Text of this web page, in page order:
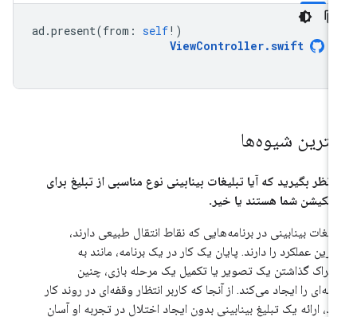
ad.present(from: self
ViewController.swift
شیوه‌ها
نظر بگیرید که آیا تبلیغات بینابینی نوع مناسبی از تبلیغ برای
شما هستند یا خیر.
بینابینی در برنامه‌هایی که نقاط انتقال طبیعی دارند،
عملکرد را دارند. پایان یک کار در یک برنامه، مانند به
گذاشتن یک تصویر یا تکمیل یک مرحله بازی، چنین
را ایجاد می‌کند. از آنجا که کاربر انتظار وقفه‌ای در روند کار
ارائه یک تبلیغ بینابینی بدون ایجاد اختلال در تجربه او آسان